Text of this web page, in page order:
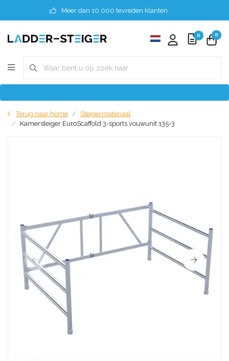
Meer dan 10.000 tevreden klanten
0 0
Terug naar home
Steigermateriaal
Kamersteiger EuroScaffold 3-sports vouwunit 135-3